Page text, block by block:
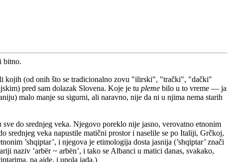
bitno.
kojih (od onih što se tradicionalno zovu "ilirski", "trački", "dački"
pred sam dolazak Slovena. Koje je tu pleme bilo u to vreme — ja
malo manje su sigurni, ali naravno, nije da ni u njima nema starih
do srednjeg veka. Njegovo poreklo nije jasno, verovatno etnonim
srednjeg veka napustile matični prostor i naselile se po Italiji, Grčkoj,
’shqiptar’, i njegova je etimologija dosta jasnija (’shqiptar’ znači
naziv ’arbër ~ arbën’, i tako se Albanci u matici danas, svakako,
iptarima, pa ajde, i upola jada.)